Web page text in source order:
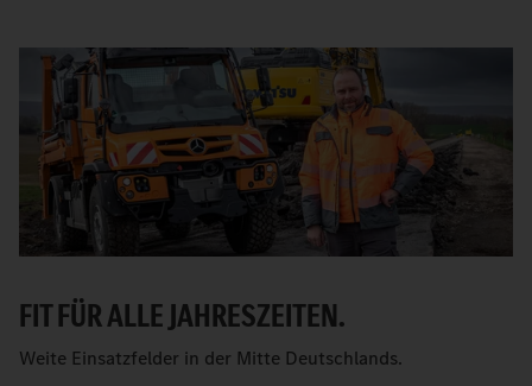
FIT FÜR ALLE JAHRESZEITEN.
Weite Einsatzfelder in der Mitte Deutschlands.